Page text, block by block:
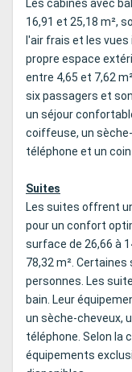
Les cabines avec
16,91 et 25,18 m²,
l'air frais et les
propre espace
entre 4,65 et 7,62
six passagers et
un séjour
coiffeuse, un
téléphone et un
Suites
Les suites offrent
pour un confort
surface de 26,66 à
78,32 m².
personnes. Les
bain. Leur
un sèche-cheveux,
téléphone. Selon la
équipements